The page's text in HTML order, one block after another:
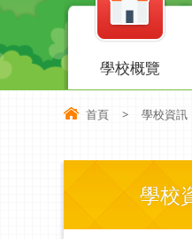
學校概覽
首頁 > 學校資訊
學校